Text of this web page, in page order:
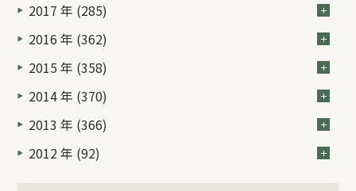
2017 年 (285)
2016 年 (362)
2015 年 (358)
2014 年 (370)
2013 年 (366)
2012 年 (92)